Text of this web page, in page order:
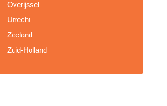
Overijssel
Utrecht
Zeeland
Zuid-Holland